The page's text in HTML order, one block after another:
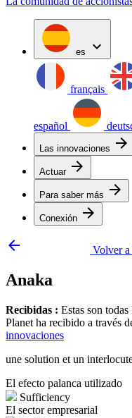
es expand_more
français
español
Las innovaciones arrow_forward
Actuar arrow_forward
Para saber más arrow_forward
Conexión arrow_forward
arrow_backward
Volver a
Anaka
Recibidas : Estas son
Planet ha recibido a través
innovaciones
une solution et un
El efecto palanca utilizado
Sufficiency
El sector empresarial